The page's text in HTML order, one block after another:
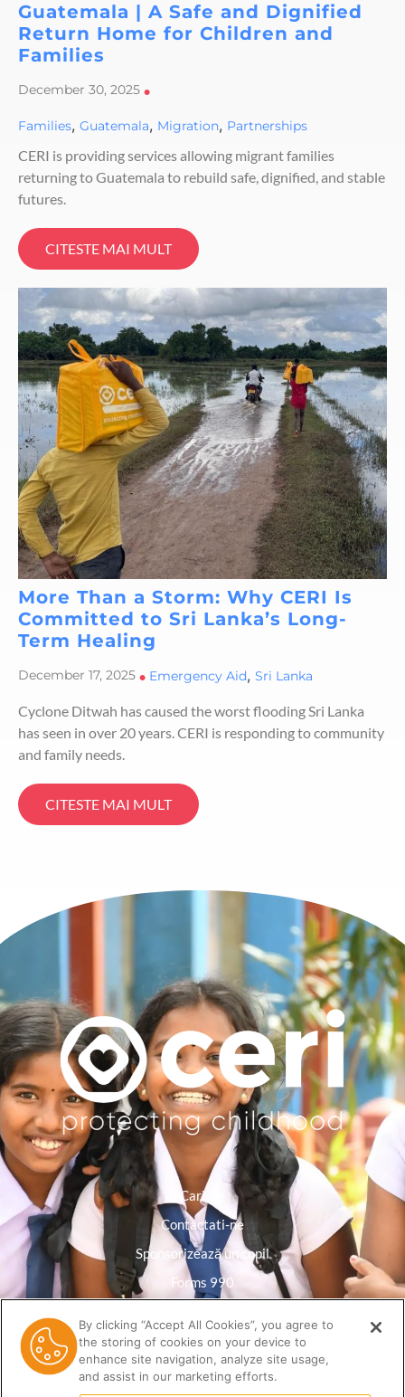
Guatemala | A Safe and Dignified
Return Home for Children and
Families
December 30, 2025 •
Families, Guatemala, Migration, Partnerships
CERI is providing services allowing migrant families
returning to Guatemala to rebuild safe, dignified, and stable
futures.
CITESTE MAI MULT
More Than a Storm: Why CERI Is
Committed to Sri Lanka’s Long-
Term Healing
December 17, 2025 • Emergency Aid, Sri Lanka
Cyclone Ditwah has caused the worst flooding Sri Lanka
has seen in over 20 years. CERI is responding to community
and family needs.
CITESTE MAI MULT
Cariere
Contactati-ne
Sponsorizează un copil
Forms 990
Politica de confidențialitate
Biblioteca de resurse
By clicking “Accept All Cookies”, you agree to
the storing of cookies on your device to
enhance site navigation, analyze site usage,
and assist in our marketing efforts.